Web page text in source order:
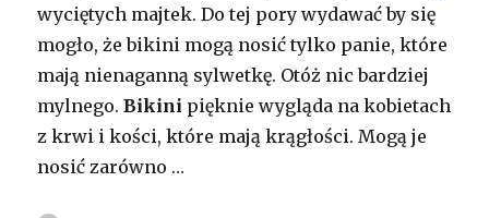
wyciętych majtek. Do tej pory wydawać by się
mogło, że bikini mogą nosić tylko panie, które
mają nienaganną sylwetkę. Otóż nic bardziej
mylnego.Bikini pięknie wygląda na kobietach
z krwi i kości, które mają krągłości. Mogą je
nosić zarówno …